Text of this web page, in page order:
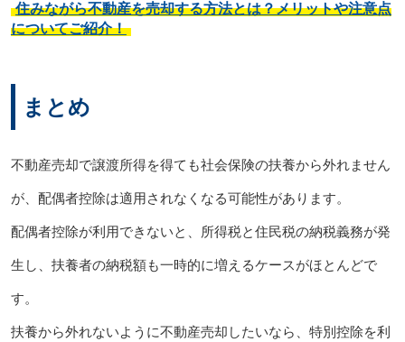
住みながら不動産を売却する方法とは？メリットや注意点
についてご紹介！
まとめ
不動産売却で譲渡所得を得ても社会保険の扶養から外れません
が、配偶者控除は適用されなくなる可能性があります。
配偶者控除が利用できないと、所得税と住民税の納税義務が発
生し、扶養者の納税額も一時的に増えるケースがほとんどで
す。
扶養から外れないように不動産売却したいなら、特別控除を利